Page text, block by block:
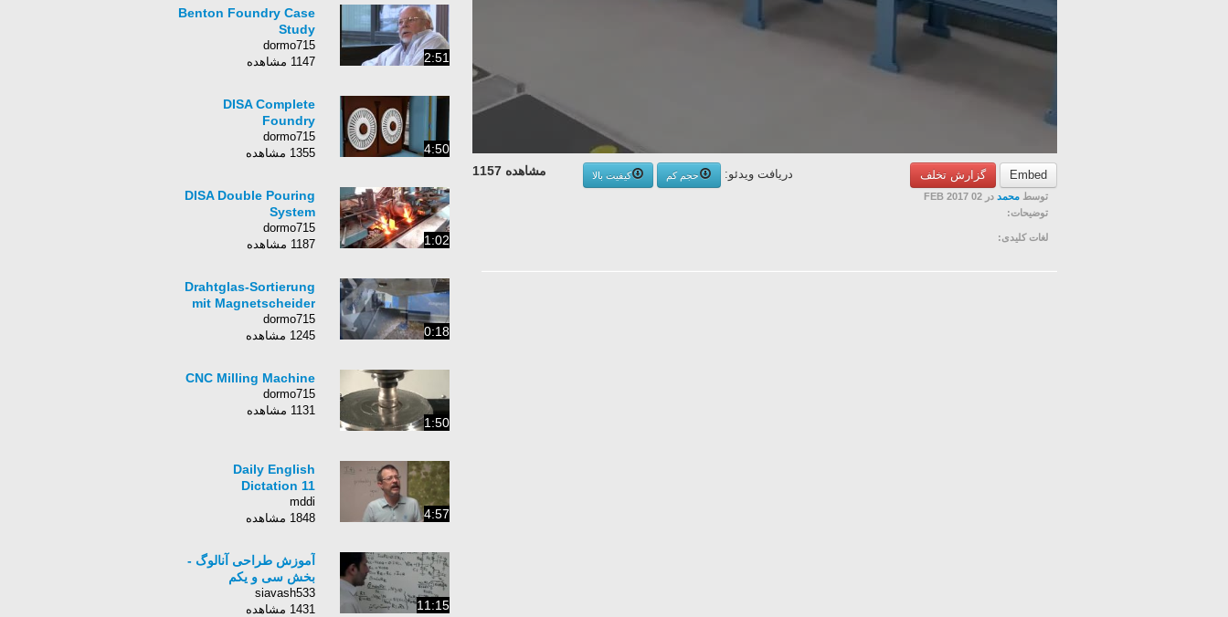
Embed گزارش تخلف مشاهده 1157 دریافت ویدئو: حجم کم
کیفیت بالا
توسط محمد در 02 FEB 2017
توضیحات:
لغات کلیدی:
2:51
Benton Foundry Case
Study
dormo715
1147 مشاهده
4:50
DISA Complete
Foundry
dormo715
1355 مشاهده
1:02
DISA Double Pouring
System
dormo715
1187 مشاهده
0:18
Drahtglas-Sortierung
mit Magnetscheider
dormo715
1245 مشاهده
1:50
CNC Milling Machine
dormo715
1131 مشاهده
4:57
Daily English
Dictation 11
mddi
1848 مشاهده
11:15
آموزش طراحی آنالوگ -
بخش سی و یکم
siavash533
1431 مشاهده